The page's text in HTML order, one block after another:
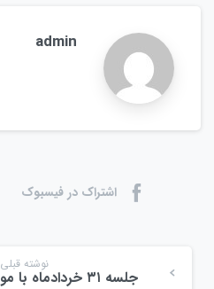
admin
اشتراک در فیسبوک
نوشته قبلی